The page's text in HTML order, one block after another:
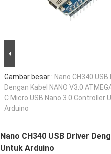
Gambar besar : Nano CH340 USB
Dengan Kabel NANO V3.0
C Micro USB Nano 3.0 Controller
Arduino
Nano CH340 USB Driver
Untuk Arduino